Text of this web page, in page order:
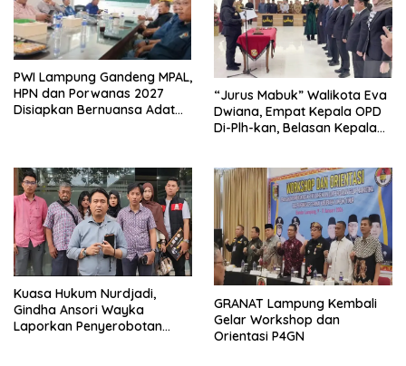
PWI Lampung Gandeng MPAL,
HPN dan Porwanas 2027
Disiapkan Bernuansa Adat
“Jurus Mabuk” Walikota Eva
Dwiana, Empat Kepala OPD
Di-Plh-kan, Belasan Kepala
Kuasa Hukum Nurdjadi,
Gindha Ansori Wayka
Laporkan Penyerobotan
GRANAT Lampung Kembali
Gelar Workshop dan
Orientasi P4GN